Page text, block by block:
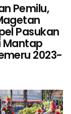
Pemilu,
Pasukan
Mantap
2023-